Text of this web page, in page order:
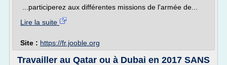
...participerez aux différentes missions de l'armée de...
Lire la suite
Site : https://fr.jooble.org
Travailler au Qatar ou à Dubai en 2017 SANS